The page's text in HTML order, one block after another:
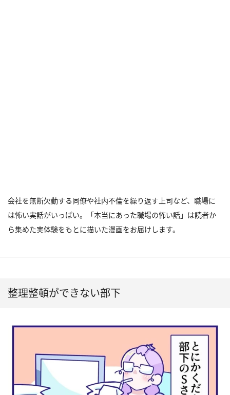
会社を無断欠勤する同僚や社内不倫を繰り返す上司など、職場に
は怖い実話がいっぱい。「本当にあった職場の怖い話」は読者か
ら集めた実体験をもとに描いた漫画をお届けします。
整理整頓ができない部下